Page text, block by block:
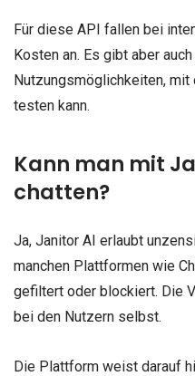
Für diese API fallen bei
Kosten an. Es gibt aber
Nutzungsmöglichkeiten,
testen kann.
Kann man mit
chatten?
Ja, Janitor AI erlaubt
manchen Plattformen wie
gefiltert oder blockiert. Die
bei den Nutzern selbst.
Die Plattform weist darauf